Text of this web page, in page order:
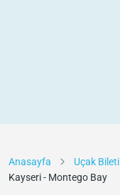
Anasayfa Uçak Bileti
Kayseri - Montego Bay